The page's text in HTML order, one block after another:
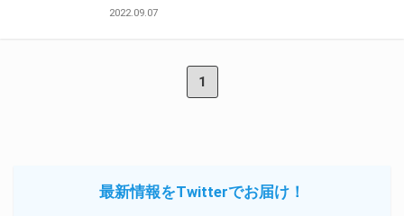
2022.09.07
1
最新情報をTwitterでお届け！